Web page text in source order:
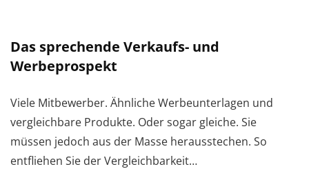
Das sprechende Verkaufs- und
Werbeprospekt
Viele Mitbewerber. Ähnliche Werbeunterlagen und
vergleichbare Produkte. Oder sogar gleiche. Sie
müssen jedoch aus der Masse herausstechen. So
entfliehen Sie der Vergleichbarkeit…